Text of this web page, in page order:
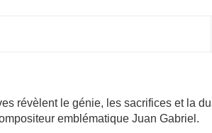
révèlent le génie, les sacrifices et la
emblématique Juan Gabriel.